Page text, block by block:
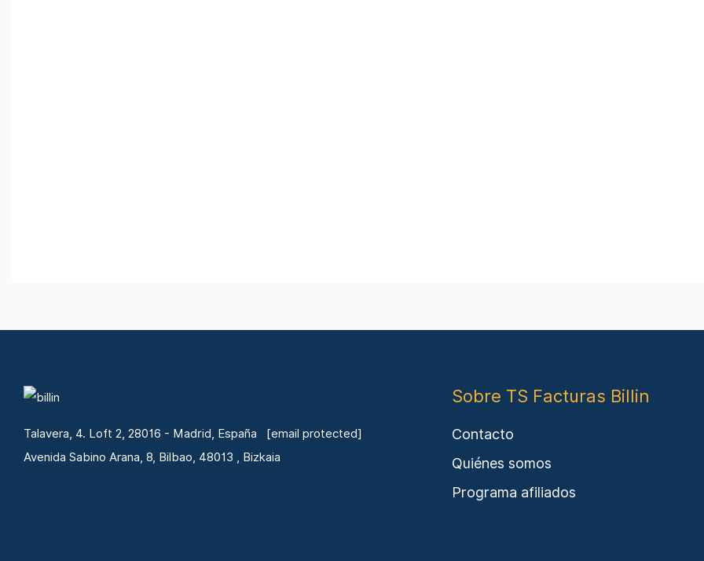
Talavera, 4. Loft 2, 28016 - Madrid, España
[email protected]
Avenida Sabino Arana, 8, Bilbao, 48013 , Bizkaia
Sobre TS Facturas Billin
Contacto
Quiénes somos
Programa afiliados